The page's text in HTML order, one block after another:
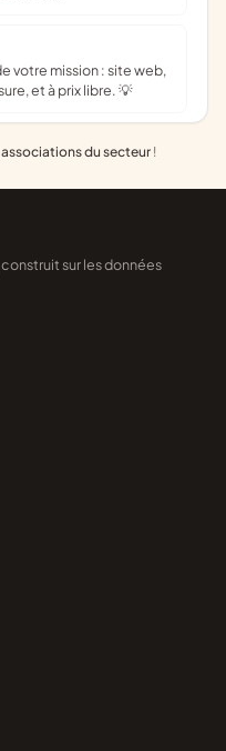
et à prix libre. 💡
du secteur !